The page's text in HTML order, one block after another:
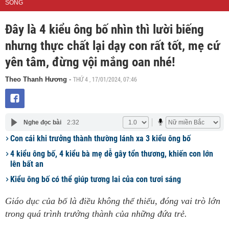
SỐNG
Đây là 4 kiểu ông bố nhìn thì lười biếng
nhưng thực chất lại dạy con rất tốt, mẹ cứ
yên tâm, đừng vội mắng oan nhé!
Theo Thanh Hương - THỨ 4 , 17/01/2024, 07:46
Nghe đọc bài 2:32
Con cái khi trưởng thành thường lánh xa 3 kiểu ông bố
4 kiểu ông bố, 4 kiểu bà mẹ dễ gây tổn thương, khiến con lớn
lên bất an
Kiểu ông bố có thể giúp tương lai của con tươi sáng
Giáo dục của bố là điều không thể thiếu, đóng vai trò lớn
trong quá trình trưởng thành của những đứa trẻ.